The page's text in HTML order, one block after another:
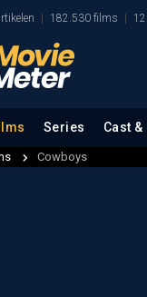
182.530 films
Series Cast
Cowboys